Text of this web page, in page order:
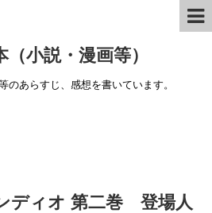
小説・漫画等）
のあらすじ、感想を書いています。
ディオ 第二巻 登場人